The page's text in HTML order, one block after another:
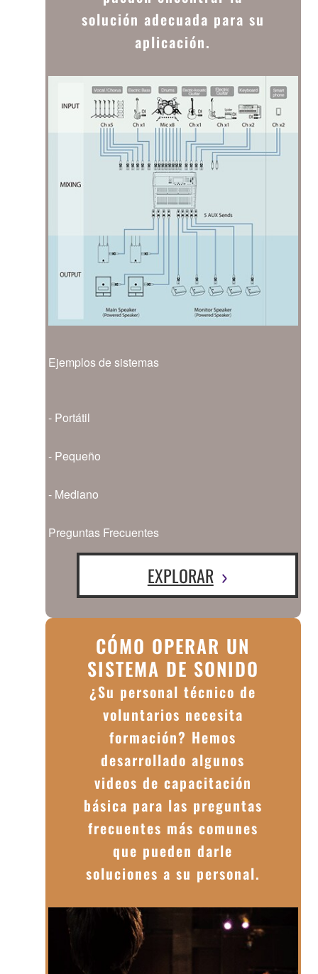
solución adecuada para su
aplicación.
Ejemplos de sistemas
- Portátil
- Pequeño
- Mediano
Preguntas Frecuentes
EXPLORAR
CÓMO OPERAR UN
SISTEMA DE SONIDO
¿Su personal técnico de
voluntarios necesita
formación? Hemos
desarrollado algunos
videos de capacitación
básica para las preguntas
frecuentes más comunes
que pueden darle
soluciones a su personal.